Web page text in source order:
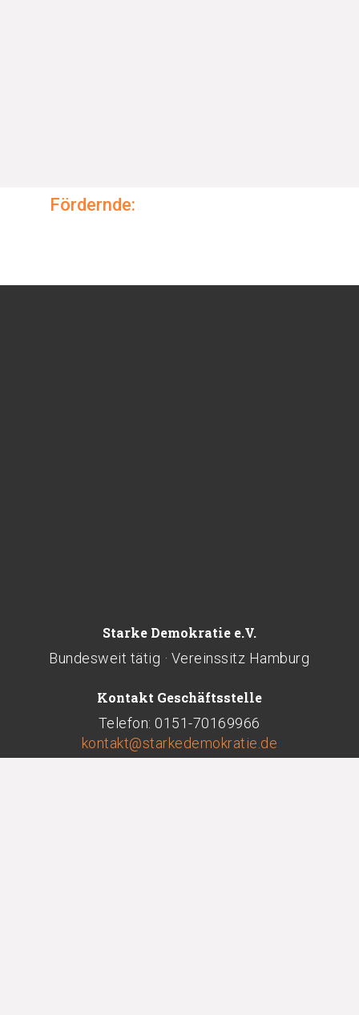
Fördernde:
Starke Demokratie e.V.
Bundesweit tätig · Vereinssitz Hamburg
Kontakt Geschäftsstelle
Telefon: 0151-70169966
kontakt@starkedemokratie.de